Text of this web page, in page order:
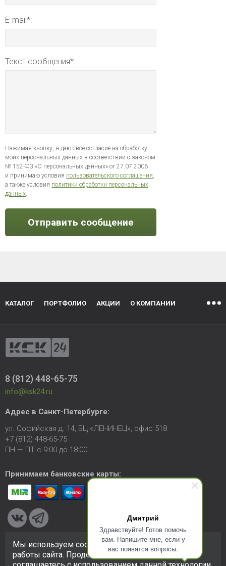
Дмитрий
Здравствуйте! Готов помочь
вам. Напишите мне, если у
вас появятся вопросы.
E-mail*:
Текст сообщения*:
Нажимая кнопку, я даю свое согласие на обработку
моих персональных данных в соответствии с законом
№ 152-ФЗ «О персональных данных» от 27.07.2006
и принимаю условия пользовательского соглашения,
а также условия политики обработки персональных
данных.
Отправить сообщение
КАТАЛОГ ПОРТФОЛИО АКЦИИ О КОМПАНИИ
8 (812) 448-65-75
info@ksk24.ru
Адрес в Санкт-Петербурге:
ул. Софийская д. 14, БЦ «ЛЕНИНЕЦ», офис 518
+7 (812) 448-65-75
ПН — ПТ с 9:00 до 18:00
Принимаем банковские карты:
© 2005-2026 ООО «КСК». Сайт https://ksk24.ruсоздан
исключительно в информационных целях и любая информация
Мы используем cookie-файлы для улучшения
работы сайта. Продолжая использовать сайт, вы